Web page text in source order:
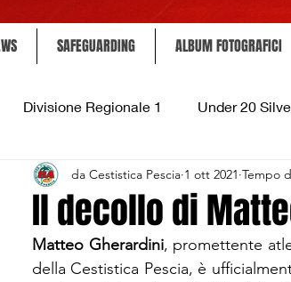
SAFEGUARDING ALBUM FOTOGRAFICI
Divisione Regionale 1 Under 20
15 Silver Under 14 Silver Under
Juniores CSI Under 13 Divisione
Il decollo di
da Cestistica Pescia 1 ott 2021 Tempo
Matteo Gherardini, promettente
della Cestistica Pescia, è